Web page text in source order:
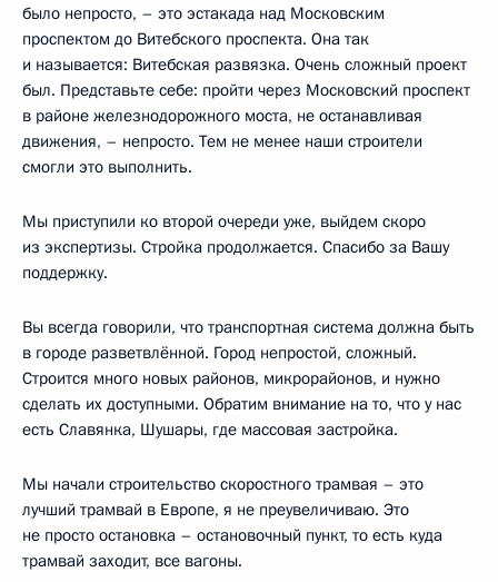
было непросто, – это эстакада над Московским
проспектом до Витебского проспекта. Она так
и называется: Витебская развязка. Очень сложный проект
был. Представьте себе: пройти через Московский проспект
в районе железнодорожного моста, не останавливая
движения, – непросто. Тем не менее наши строители
смогли это выполнить.
Мы приступили ко второй очереди уже, выйдем скоро
из экспертизы. Стройка продолжается. Спасибо за Вашу
поддержку.
Вы всегда говорили, что транспортная система должна быть
в городе разветвлённой. Город непростой, сложный.
Строится много новых районов, микрорайонов, и нужно
сделать их доступными. Обратим внимание на то, что у нас
есть Славянка, Шушары, где массовая застройка.
Мы начали строительство скоростного трамвая – это
лучший трамвай в Европе, я не преувеличиваю. Это
не просто остановка – остановочный пункт, то есть куда
трамвай заходит, все вагоны.